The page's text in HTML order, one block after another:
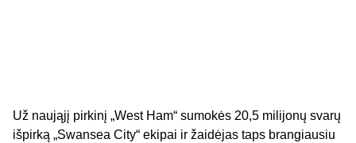
Už naująjį pirkinį „West Ham“ sumokės 20,5 milijonų svarų
išpirką „Swansea City“ ekipai ir žaidėjas taps brangiausiu